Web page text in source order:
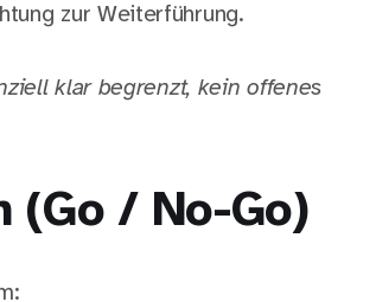
zur Weiterführung.
klar begrenzt, kein offenes
(Go / No-Go)